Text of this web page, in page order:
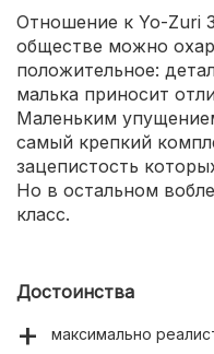
Отношение к Yo-Zuri
обществе можно
положительное:
малька приносит
Маленьким
самый крепкий
зацепистость
Но в остальном
класс.
Достоинства
максимально